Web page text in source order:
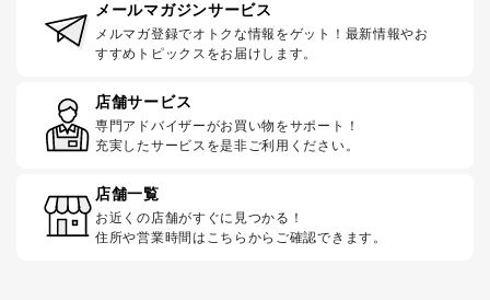
メールマガジンサービス
メルマガ登録でオトクな情報をゲット！最新情報やお
すすめトピックスをお届けします。
店舗サービス
専門アドバイザーがお買い物をサポート！
充実したサービスを是非ご利用ください。
店舗一覧
お近くの店舗がすぐに見つかる！
住所や営業時間はこちらからご確認できます。